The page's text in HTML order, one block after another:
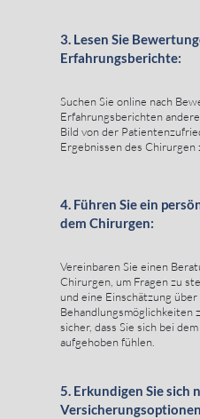
3. Lesen Sie
Erfahrungsberichte:
Suchen Sie online nach
Erfahrungsberichten
Bild von der
Ergebnissen des Chirurgen
4. Führen Sie ein
dem Chirurgen:
Vereinbaren Sie einen
Chirurgen, um Fragen zu
und eine Einschätzung über
Behandlungsmöglichkeiten
sicher, dass Sie sich bei
aufgehoben fühlen.
5. Erkundigen Sie sich